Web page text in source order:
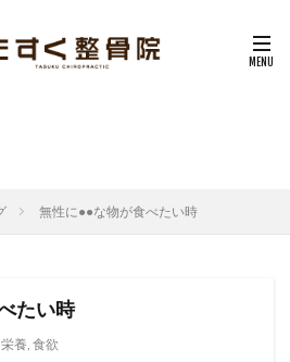
無性に●●な物が食べたい時
たい時
栄養, 食欲